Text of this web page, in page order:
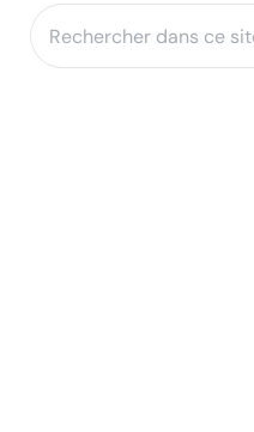
Sidebar
Rechercher dans ce site Web